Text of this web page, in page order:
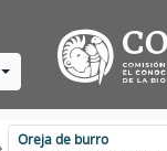
Toggle Dropdown
Oreja de burro